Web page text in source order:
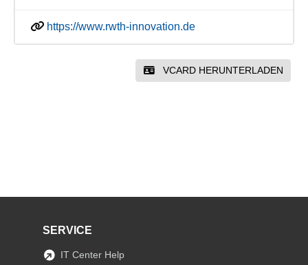
https://www.rwth-innovation.de
VCARD HERUNTERLADEN
SERVICE
IT Center Help